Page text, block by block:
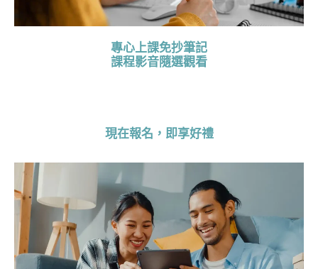
專心上課免抄筆記
課程影音隨選觀看
現在報名，即享好禮